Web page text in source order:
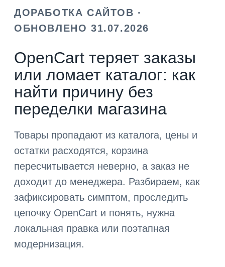
ДОРАБОТКА САЙТОВ ·
ОБНОВЛЕНО 31.07.2026
OpenCart теряет заказы
или ломает каталог: как
найти причину без
переделки магазина
Товары пропадают из каталога, цены и
остатки расходятся, корзина
пересчитывается неверно, а заказ не
доходит до менеджера. Разбираем, как
зафиксировать симптом, проследить
цепочку OpenCart и понять, нужна
локальная правка или поэтапная
модернизация.